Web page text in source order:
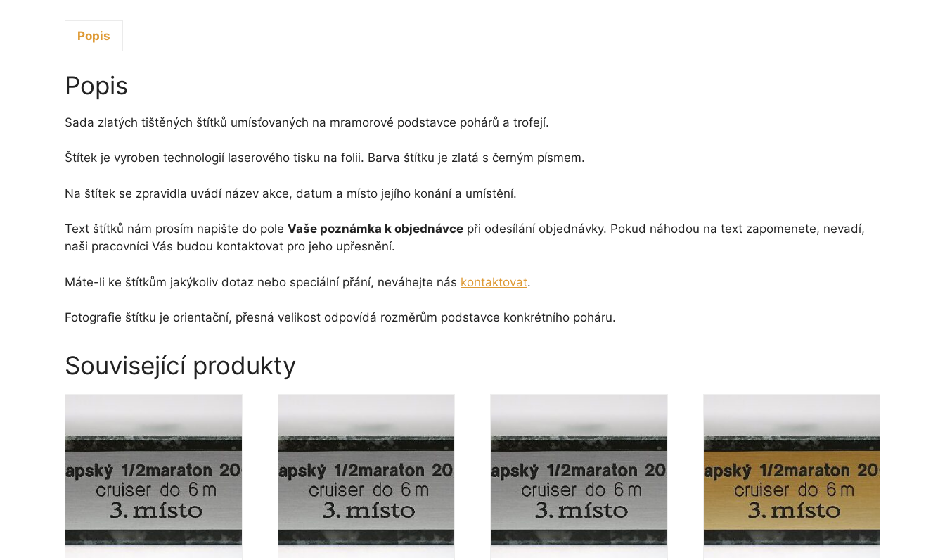
Popis
Popis
Sada zlatých tištěných štítků umísťovaných na mramorové podstavce pohárů a trofejí.
Štítek je vyroben technologií laserového tisku na folii. Barva štítku je zlatá s černým písmem.
Na štítek se zpravidla uvádí název akce, datum a místo jejího konání a umístění.
Text štítků nám prosím napište do pole Vaše poznámka k objednávce při odesílání objednávky. Pokud náhodou na text zapomenete, nevadí,
naši pracovníci Vás budou kontaktovat pro jeho upřesnění.
Máte-li ke štítkům jakýkoliv dotaz nebo speciální přání, neváhejte nás kontaktovat.
Fotografie štítku je orientační, přesná velikost odpovídá rozměrům podstavce konkrétního poháru.
Související produkty